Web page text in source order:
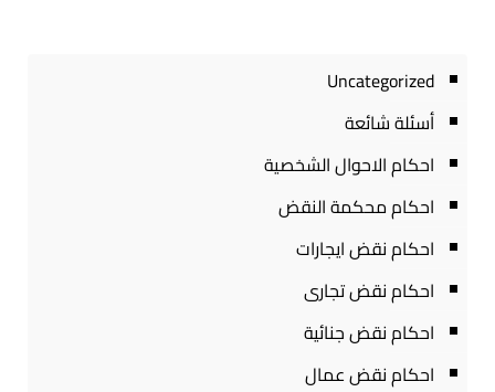
Uncategorized
أسئلة شائعة
احكام الاحوال الشخصية
احكام محكمة النقض
احكام نقض ايجارات
احكام نقض تجارى
احكام نقض جنائية
احكام نقض عمال